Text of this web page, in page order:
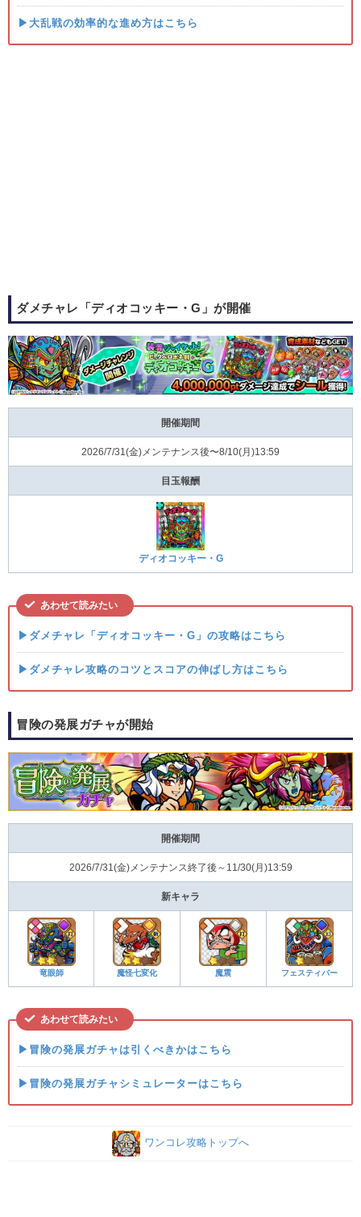
▶大乱戦の効率的な進め方はこちら
ダメチャレ「ディオコッキー・G」が開催
開催期間
2026/7/31(⾦)メンテナンス後〜8/10(⽉)13:59
目玉報酬
ディオコッキー・G
あわせて読みたい
▶ダメチャレ「ディオコッキー・G」の攻略はこちら
▶ダメチャレ攻略のコツとスコアの伸ばし方はこちら
冒険の発展ガチャが開始
開催期間
2026/7/31(金)メンテナンス終了後～11/30(月)13:59
新キャラ
竜眼師 魔怪七変化 魔震 フェスティバー
あわせて読みたい
▶冒険の発展ガチャは引くべきかはこちら
▶冒険の発展ガチャシミュレーターはこちら
ワンコレ攻略トップへ